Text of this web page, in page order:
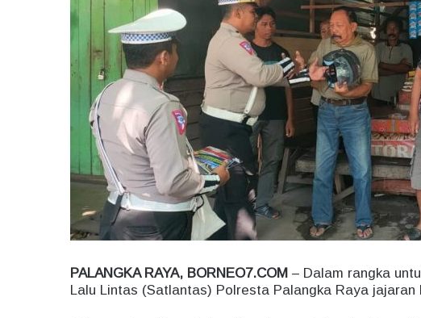
PALANGKA RAYA, BORNEO7.COM – Dalam rangka
Lalu Lintas (Satlantas) Polresta Palangka Raya